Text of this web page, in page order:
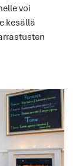
voi
kesällä